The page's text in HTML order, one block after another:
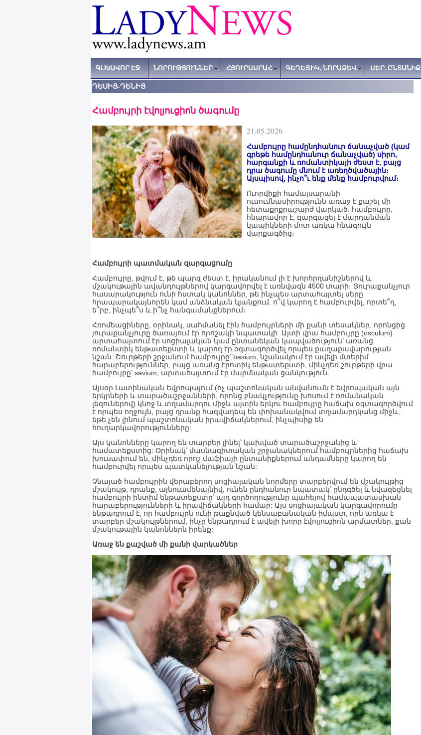
ԳԼԽԱՎՈՐ ԷՋ ՆՈՐՈՒԹՅՈՒՆՆԵՐ ՀՅՈՒՐԱՍՐԱՀ ԳԵՂԵՑԻԿ, ՆՈՐԱՁԵՎ ՍԵՐ, ԸՆՏԱՆԻՔ
ԴԵՍԻՑ-ԴԵՆԻՑ
Համբույրի էվոլյուցիոն ծագումը
21.05.2026
Համբույրը համընդհանուր ճանաչված (կամ
գրեթե համընդհանուր ճանաչված) սիրո,
հարգանքի և ռոմանտիկայի ժեստ է, բայց
դրա ծագումը մնում է առեղծվածային։
Այսպիսով, ինչո՞ւ ենք մենք համբուրվում։
Ուորվիքի համալսարանի
ուսումնասիրությունն առաջ է քաշել մի
հետաքրքրաշարժ վարկած. համբույրը,
հնարավոր է, զարգացել է մարդանման
կապիկների մոտ առկա հնագույն
վարքագծից։
Համբույրի պատմական զարգացումը
Համբույրը, թվում է, թե պարզ ժեստ է, իրականում լի է խորհրդանիշներով և
մշակութային ավանդույթներով կարգավորվել է առնվազն 4500 տարի։ Յուրաքանչյուր
հասարակություն ունի հստակ կանոններ, թե ինչպես արտահայտել սերը
հրապարակայնորեն կամ անձնական կյանքում. ո՞վ կարող է համբուրվել, որտե՞ղ,
ե՞րբ, ինչպե՞ս և ի՞նչ հանգամանքներում։
Հռոմեացիները, օրինակ, սահմանել էին համբույրների մի քանի տեսակներ, որոնցից
յուրաքանչյուրը ծառայում էր որոշակի նպատակի: Այտի վրա համբույրը (osculum)
արտահայտում էր սոցիալական կամ ընտանեկան կապվածություն՝ առանց
ռոմանտիկ ենթատեքստի և կարող էր օգտագործվել որպես քաղաքավարության
նշան: Շուրթերի շրջանում համբույրը՝ basium, նշանակում էր ավելի մտերիմ
հարաբերություններ, բայց առանց էրոտիկ ենթատեքստի, մինչդեռ շուրթերի վրա
համբույրը՝ savium, արտահայտում էր մարմնական ցանկություն:
Այսօր Լատինական Եվրոպայում (ոչ պաշտոնական անվանումն է եվրոպական այն
երկրների և տարածաշրջանների, որոնց բնակչությունը խոսում է ռոմանական
լեզուներով) կնոջ և տղամարդու միջև այտին երկու համբույրը հաճախ օգտագործվում
է որպես ողջույն, բայց դրանք հազվադեպ են փոխանակվում տղամարդկանց միջև,
եթե չեն լինում պաշտոնական իրավիճակներում, ինչպիսիք են
հուղարկավորությունները:
Այս կանոնները կարող են տարբեր լինել՝ կախված տարածաշրջանից և
համատեքստից: Օրինակ՝ մասնագիտական շրջանակներում համբույրներից հաճախ
խուսափում են, մինչդեռ որոշ մաֆիայի ընտանիքներում անդամները կարող են
համբուրվել որպես պատկանելության նշան:
Չնայած համբույրին վերաբերող սոցիալական նորմերը տարբերվում են մշակույթից
մշակույթ, դրանք, այնուամենայնիվ, ունեն ընդհանուր նպատակ՝ ընդգծել և նվազեցնել
համբույրի ինտիմ ենթատեքստը՝ այդ գործողությունը պահելով համապատասխան
հարաբերությունների և իրավիճակների համար: Այս սոցիալական կարգավորումը
ենթադրում է, որ համբույրն ունի թաքնված կենսաբանական իմաստ, որն առկա է
տարբեր մշակույթներում, ինչը ենթադրում է ավելի խորը էվոլյուցիոն արմատներ, քան
մշակութային կանոններն իրենք:
Առաջ են քաշված մի քանի վարկածներ